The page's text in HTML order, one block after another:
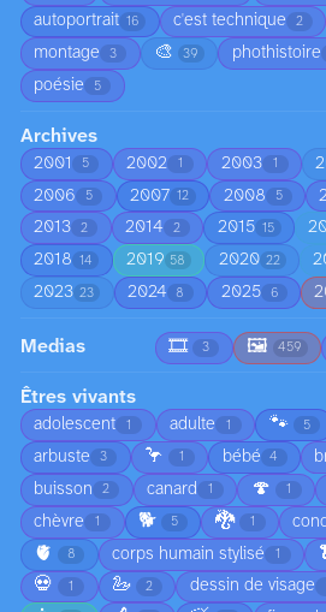
autoportrait 16 c'est technique 2
montage 3 🎨 39 phothistoire
poésie 5
Archives
2001 5 2002 1 2003 1
2006 5 2007 12 2008 5
2013 2 2014 2 2015 15
2018 14 2019 58 2020 22
2023 23 2024 8 2025 6
Medias 🎞️ 3 🖼️ 459
Êtres vivants
adolescent 1 adulte 1 🐾 5
arbuste 3 🦩 1 bébé 4
buisson 2 canard 1 🍄 1
chèvre 1 🐕 5 🐉 1
🫀 8 corps humain stylisé 1
💀 1 🦢 2 dessin de visage